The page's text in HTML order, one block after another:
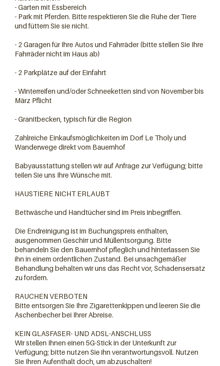
- Garten mit Essbereich
- Park mit Pferden. Bitte respektieren Sie die Ruhe der Tiere
und füttern Sie sie nicht.
- 2 Garagen für Ihre Autos und Fahrräder (bitte stellen Sie Ihre
Fahrräder nicht im Haus ab)
- 2 Parkplätze auf der Einfahrt
- Winterreifen und/oder Schneeketten sind von November bis
März Pflicht
- Granitbecken, typisch für die Region
Zahlreiche Einkaufsmöglichkeiten im Dorf Le Tholy und
Wanderwege direkt vom Bauernhof
Babyausstattung stellen wir auf Anfrage zur Verfügung; bitte
teilen Sie uns Ihre Wünsche mit.
HAUSTIERE NICHT ERLAUBT
Bettwäsche und Handtücher sind im Preis inbegriffen.
Die Endreinigung ist im Buchungspreis enthalten,
ausgenommen Geschirr und Müllentsorgung. Bitte
behandeln Sie den Bauernhof pfleglich und hinterlassen Sie
ihn in einem ordentlichen Zustand. Bei unsachgemäßer
Behandlung behalten wir uns das Recht vor, Schadensersatz
zu fordern.
RAUCHEN VERBOTEN
Bitte entsorgen Sie Ihre Zigarettenkippen und leeren Sie die
Aschenbecher bei Ihrer Abreise.
KEIN GLASFASER- UND ADSL-ANSCHLUSS
Wir stellen Ihnen einen 5G-Stick in der Unterkunft zur
Verfügung; bitte nutzen Sie ihn verantwortungsvoll. Nutzen
Sie Ihren Aufenthalt doch, um abzuschalten!